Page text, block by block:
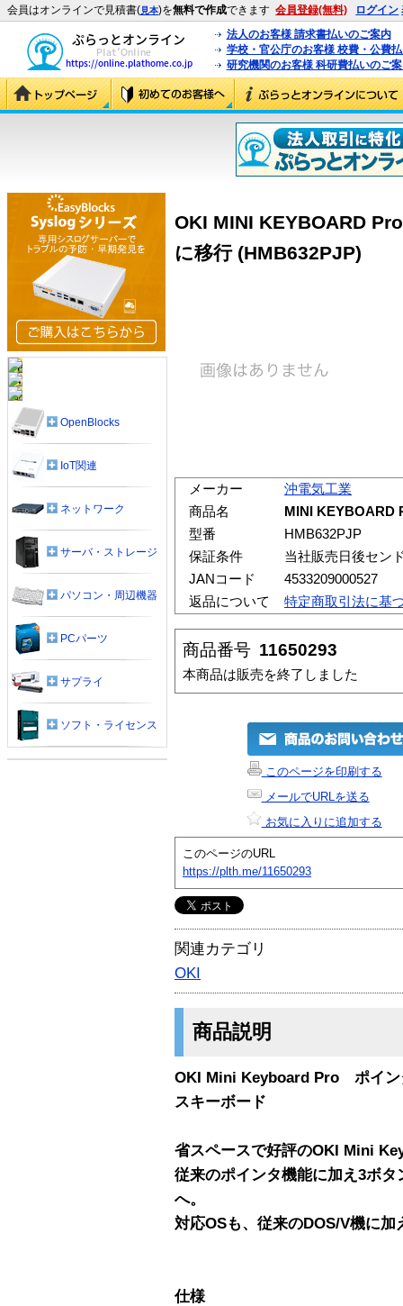
会員はオンラインで見積書(見本)を無料で作成できます 会員登録(無料) ログイン
法人のお客様 請求書払いのご案内
学校・官公庁のお客様 校費・公費
研究機関のお客様 科研費払いのご
OKI MINI KEYBOARD
に移行 (HMB632PJP)
メーカー
沖電気工業
商品名
MINI
型番
HMB632PJP
保証条件
当社販売日後セン
JANコード
4533209000527
返品について
特定商取引法に基
商品番号 11650293
本商品は販売を終了しました
このページを印刷する
メールでURLを送る
お気に入りに追加する
このページのURL
https://plth.me/11650293
関連カテゴリ
OKI
商品説明
OKI Mini Keyboard Pro ポイン
スキーボード
省スペースで好評のOKI Mini
従来のポインタ機能に加え3ボ
へ。
対応OSも、従来のDOS/V機に
仕様
OpenBlocks
IoT関連
ネットワーク
サーバ・ストレージ
パソコン・周辺機器
PCパーツ
サプライ
ソフト・ライセンス